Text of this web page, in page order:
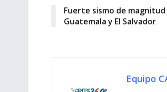
Fuerte sismo de magnitud
Guatemala y El Salvador
Equipo